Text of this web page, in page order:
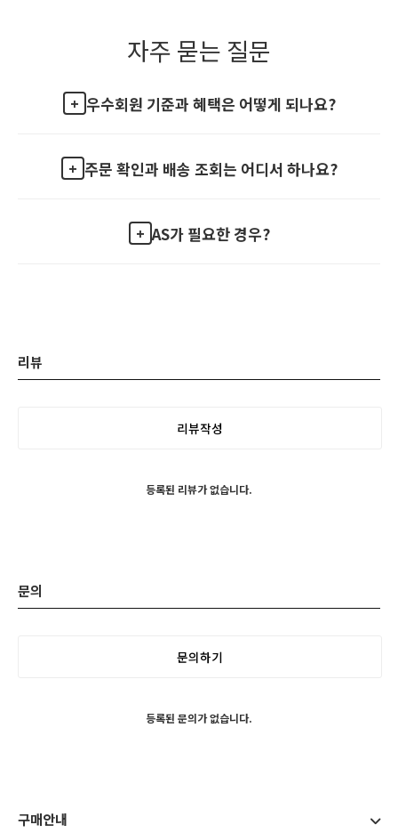
자주 묻는 질문
우수회원 기준과 혜택은 어떻게 되나요?
주문 확인과 배송 조회는 어디서 하나요?
AS가 필요한 경우?
리뷰
리뷰작성
등록된 리뷰가 없습니다.
문의
문의하기
등록된 문의가 없습니다.
구매안내